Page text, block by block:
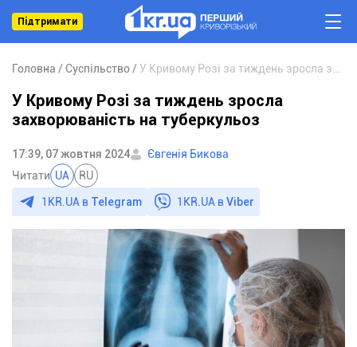
Підтримати
Головна Суспільство
У Кривому Розі за тиждень зросла
захворюваність на туберкульоз
17:39, 07 жовтня 2024
Євгенія Бикова
Читати UA RU
1KR.UA в Telegram 1KR.UA вViber